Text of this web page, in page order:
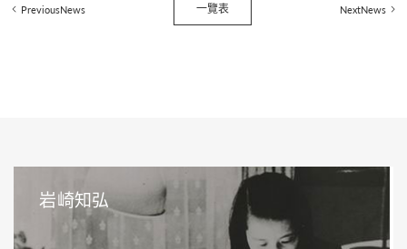
PreviousNews 一覽表 NextNews
岩崎知弘